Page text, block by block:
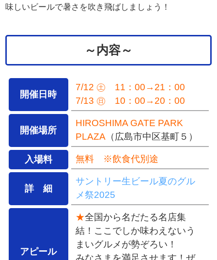
味しいビールで暑さを吹き飛ばしましょう！
～内容～
開催日時
7/12 ㊏ 11：00→21：00
7/13 ㊐ 10：00→20：00
開催場所
HIROSHIMA GATE PARK
PLAZA （広島市中区基町５）
入場料 無料 ※飲食代別途
詳 細
サントリー生ビール夏のグル
メ祭2025
アピール
★全国から名だたる名店集
結！ここでしか味わえないう
まいグルメが勢ぞろい！
みなさまを満足させます！ぜ